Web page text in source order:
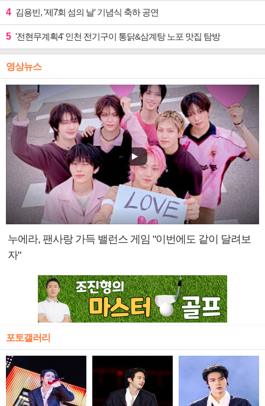
4 김용빈, '제7회 섬의 날' 기념식 축하 공연
5 '전현무계획4' 인천 전기구이 통닭&삼계탕 노포 맛집 탐방
영상뉴스
누에라, 팬사랑 가득 밸런스 게임 "이번에도 같이 달려보
자"
포토갤러리